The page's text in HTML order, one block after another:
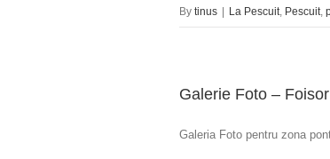
By tinus | La Pescuit Pescuit
Galerie Foto –
Galeria Foto pentru zona